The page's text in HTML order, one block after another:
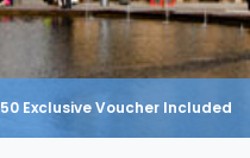
Exclusive Voucher Included